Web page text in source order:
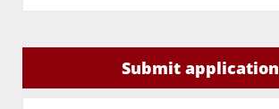
Submit application